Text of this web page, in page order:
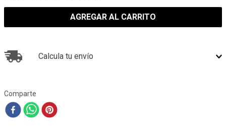
AGREGAR AL CARRITO
Calcula tu envío
Comparte